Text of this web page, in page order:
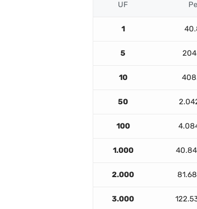
UF
1
5
10
50
100
1.000
2.000
3.000